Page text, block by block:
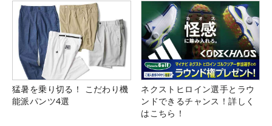
猛暑を乗り切る！ こだわり機
能派パンツ4選
ネクストヒロイン選手とラウ
ンドできるチャンス！詳しく
はこちら！